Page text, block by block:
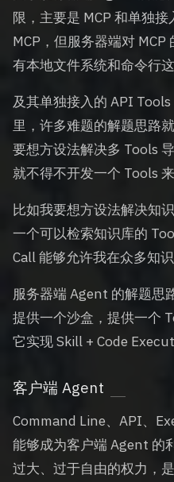
限，主要是 MCP 和单独
MCP，但服务器端对
有本地文件系统和命令行
及其单独接入的 API
里，许多难题的解题思路
要想方设法解决多 Tools
就不得不开发一个 Tools
比如我要想方设法解决知
一个可以检索知识库的
Call 能够允许我在众多知识
服务器端 Agent 的解题思
提供一个沙盒，提供一个
它实现 Skill + Code
客户端 Agent
Command Line、API、
能够成为客户端 Agent 的
过大、过于自由的权力，